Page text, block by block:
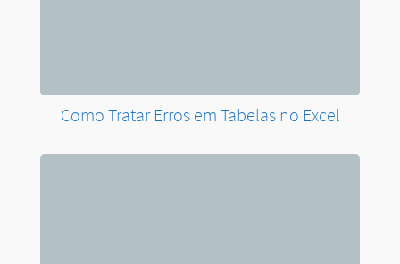
Como Tratar Erros em Tabelas no Excel